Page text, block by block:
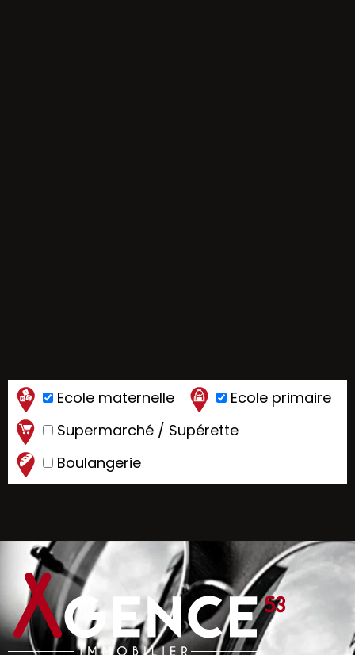
Ecole maternelle
Ecole primaire
Supermarché / Supérette
Boulangerie